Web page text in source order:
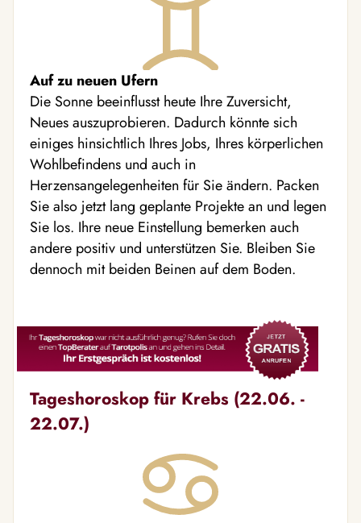
Auf zu neuen Ufern
Die Sonne beeinflusst heute Ihre Zuversicht,
Neues auszuprobieren. Dadurch könnte sich
einiges hinsichtlich Ihres Jobs, Ihres körperlichen
Wohlbefindens und auch in
Herzensangelegenheiten für Sie ändern. Packen
Sie also jetzt lang geplante Projekte an und legen
Sie los. Ihre neue Einstellung bemerken auch
andere positiv und unterstützen Sie. Bleiben Sie
dennoch mit beiden Beinen auf dem Boden.
Tageshoroskop für Krebs (22.06. -
22.07.)